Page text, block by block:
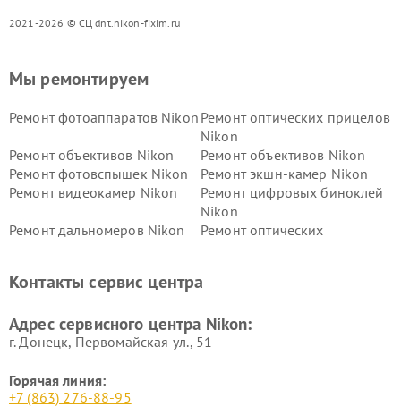
2021-2026 © СЦ dnt.nikon-fixim.ru
Мы ремонтируем
Ремонт фотоаппаратов Nikon Ремонт оптических прицелов
Nikon
Ремонт объективов Nikon
Ремонт объективов Nikon
Ремонт фотовспышек Nikon
Ремонт экшн-камер Nikon
Ремонт видеокамер Nikon
Ремонт цифровых биноклей
Nikon
Ремонт дальномеров Nikon
Ремонт оптических
Контакты сервис центра
Адрес сервисного центра Nikon:
г. Донецк, Первомайская ул., 51
Горячая линия:
+7 (863) 276-88-95